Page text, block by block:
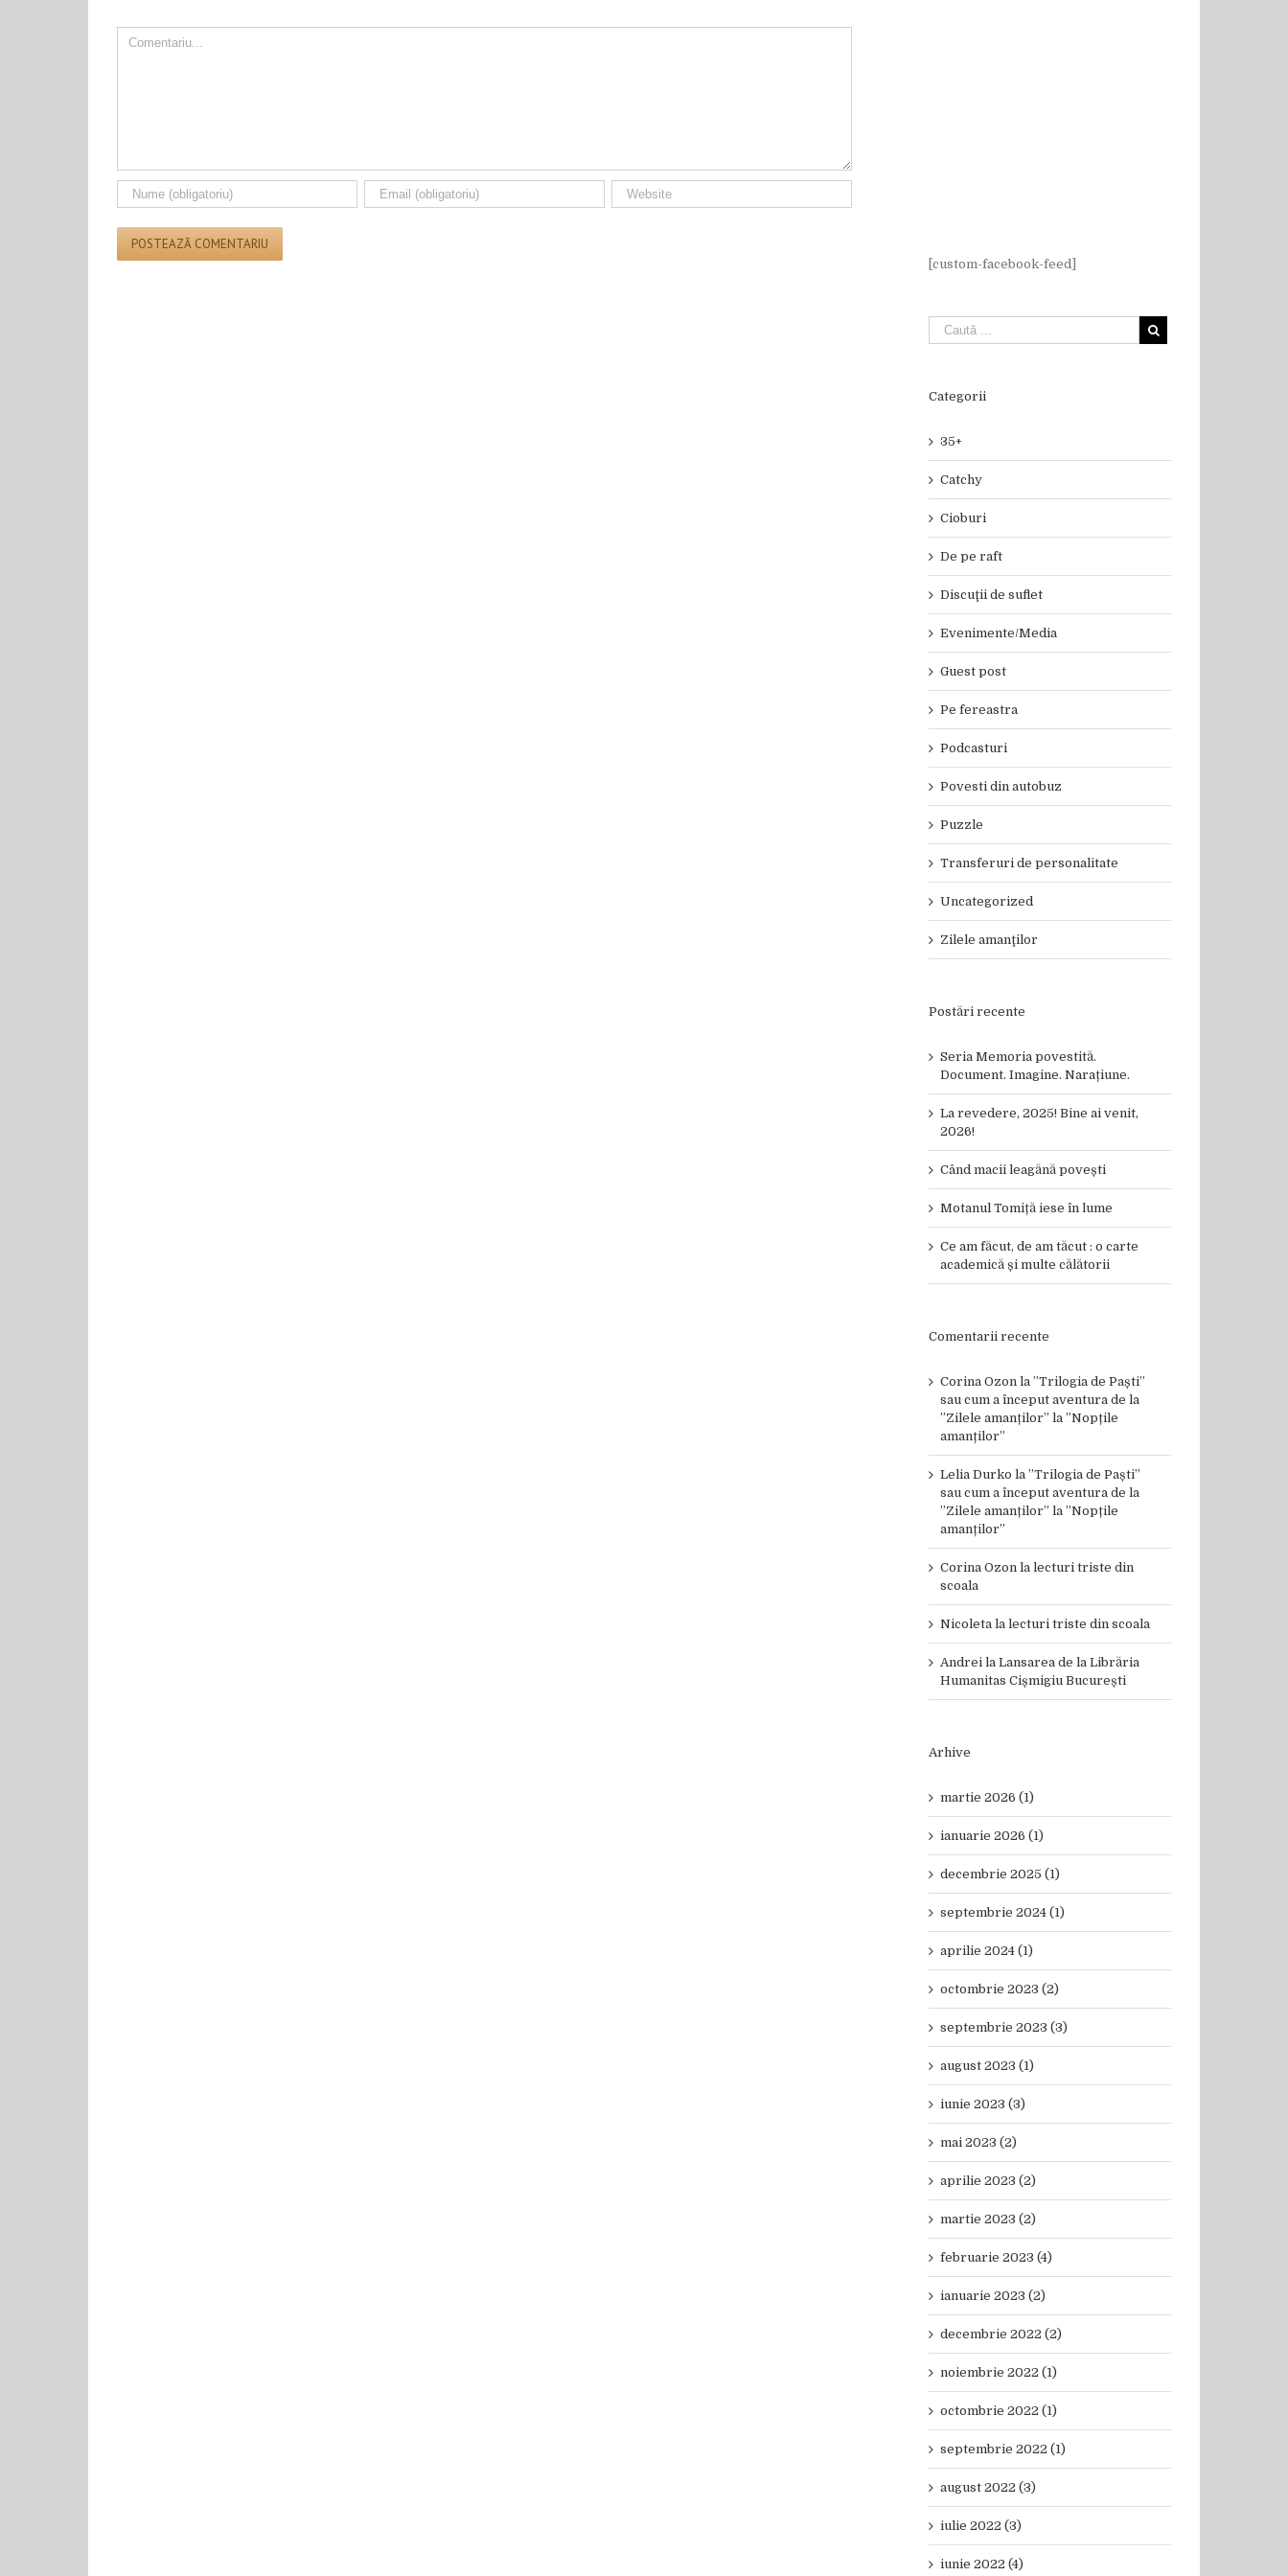
Comment
[custom-facebook-feed]
Categorii
35+
Catchy
Cioburi
De pe raft
Discuţii de suflet
Evenimente/Media
Guest post
Pe fereastra
Podcasturi
Povesti din autobuz
Puzzle
Transferuri de personalitate
Uncategorized
Zilele amanţilor
Postări recente
Seria Memoria povestită.
Document. Imagine. Narațiune.
La revedere, 2025! Bine ai venit,
2026!
Când macii leagănă povești
Motanul Tomiță iese în lume
Ce am făcut, de am tăcut : o carte
academică și multe călătorii
Comentarii recente
Corina Ozon la ”Trilogia de Paști”
sau cum a început aventura de la
”Zilele amanților” la ”Nopțile
amanților”
Lelia Durko la ”Trilogia de Paști”
sau cum a început aventura de la
”Zilele amanților” la ”Nopțile
amanților”
Corina Ozon la lecturi triste din
scoala
Nicoleta la lecturi triste din scoala
Andrei la Lansarea de la Librăria
Humanitas Cișmigiu București
Arhive
martie 2026 (1)
ianuarie 2026 (1)
decembrie 2025 (1)
septembrie 2024 (1)
aprilie 2024 (1)
octombrie 2023 (2)
septembrie 2023 (3)
august 2023 (1)
iunie 2023 (3)
mai 2023 (2)
aprilie 2023 (2)
martie 2023 (2)
februarie 2023 (4)
ianuarie 2023 (2)
decembrie 2022 (2)
noiembrie 2022 (1)
octombrie 2022 (1)
septembrie 2022 (1)
august 2022 (3)
iulie 2022 (3)
iunie 2022 (4)